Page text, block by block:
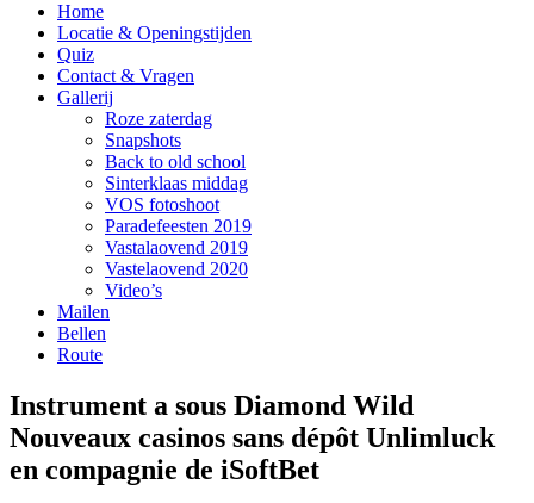
Home
Locatie & Openingstijden
Quiz
Contact & Vragen
Gallerij
Roze zaterdag
Snapshots
Back to old school
Sinterklaas middag
VOS fotoshoot
Paradefeesten 2019
Vastalaovend 2019
Vastelaovend 2020
Video’s
Mailen
Bellen
Route
Instrument a sous Diamond Wild
Nouveaux casinos sans dépôt Unlimluck
en compagnie de iSoftBet